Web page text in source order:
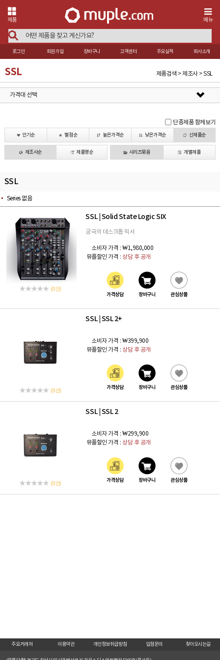
제품 메뉴
로그인 회원가입 장바구니 고객센터 주요실적 회사소개
SSL 제품검색 > 제조사 > SSL
가격대 선택
단종제품 함께보기
인기순 별점순 높은가격순 낮은가격순 신제품순
제조사순 제품명순 시리즈묶음 개별제품
SSL
Series 없음
(0 건)
SSL Solid State Logic SIX
궁극의 데스크톱 믹서
소비자 가격 : ₩1,980,000
뮤플할인 가격 : 상담 후 공개
가격상담 장바구니 관심상품
(0 건)
SSL SSL 2+
소비자 가격 : ₩399,900
뮤플할인 가격 : 상담 후 공개
가격상담 장바구니 관심상품
(0 건)
SSL SSL 2
소비자 가격 : ₩299,900
뮤플할인 가격 : 상담 후 공개
가격상담 장바구니 관심상품
주요거래처 이용약관 개인정보취급방침 입점문의 찾아오시는길